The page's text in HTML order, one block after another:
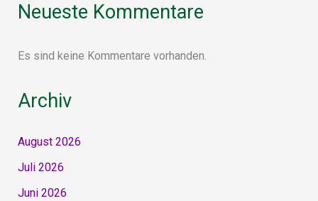
Neueste Kommentare
Es sind keine Kommentare vorhanden.
Archiv
August 2026
Juli 2026
Juni 2026